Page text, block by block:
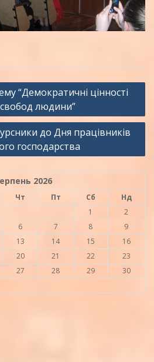
“Демократичні цінності
свобод людини”
до Дня працівників
господарства
2026
Чт Пт Сб
Нд
1
2
6 7 8
9
13 14 15
16
20 21 22
23
27 28 29
30